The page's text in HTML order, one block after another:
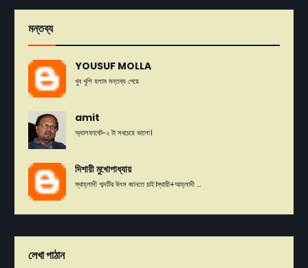
মন্তব্য
YOUSUF MOLLA
খুব খুশি হলাম মন্তব্য পেয়ে
amit
অ্যালফাবেট-২ টা সবচেয়ে ভালো।
দিশারী মুখোপাধ্যায়
স্থাহ্লাদী শব্দটির উৎস জানতে চাই।স্থায়ী+আহ্লাদী ...
লেখা পাঠান